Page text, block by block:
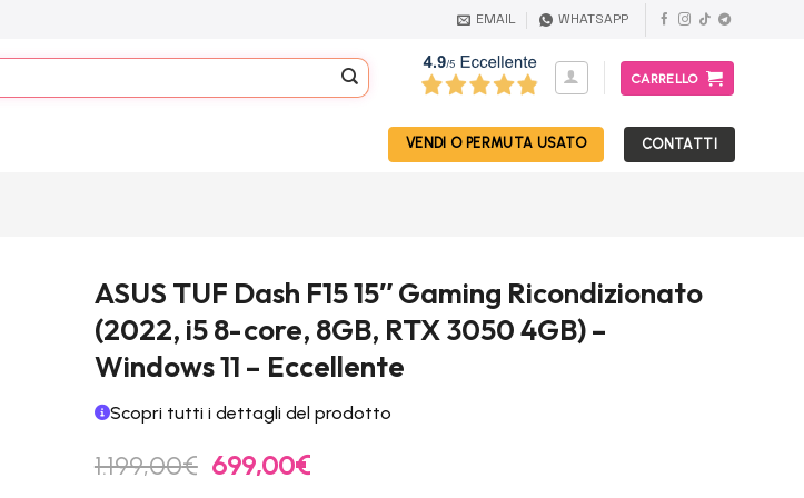
EMAIL WHATSAPP
CARRELLO
VENDI O PERMUTA USATO CONTATTI
ASUS TUF Dash F15 15″ Gaming Ricondizionato
(2022, i5 8-core, 8GB, RTX 3050 4GB) –
Windows 11 – Eccellente
Scopri tutti i dettagli del prodotto
1.199,00€ Il
prezzo
699,00€Il
prezzo